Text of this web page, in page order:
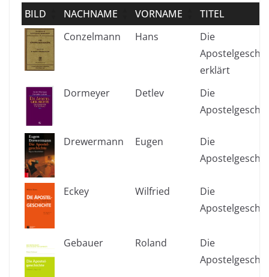
BILD NACHNAME VORNAME
TITEL
Conzelmann
Hans
Die
erklärt
Dormeyer
Detlev
Die
Drewermann Eugen
Die
Eckey Wilfried
Die
Gebauer Roland
Die